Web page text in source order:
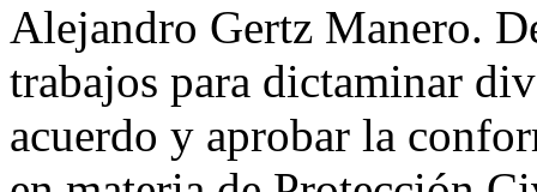
Alejandro Gertz Manero.
trabajos para dictaminar
acuerdo y aprobar la